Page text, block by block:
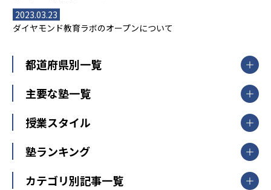
2023.03.23
ダイヤモンド教育ラボのオープンについて
都道府県別一覧
北海道・東北
山形県
福島県
関東
東京都
神奈川県
茨城県
栃木県
群馬県
主要な塾一覧
【掲載塾一覧を見る】
東京個別指導学院
明光義塾
授業スタイル
個別指導
オンライン指導
塾ランキング
中学受験ランキング
カテゴリ別記事一覧